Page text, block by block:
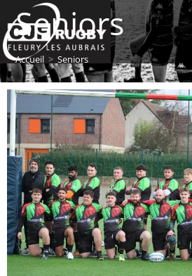
Seniors
Accueil > Seniors